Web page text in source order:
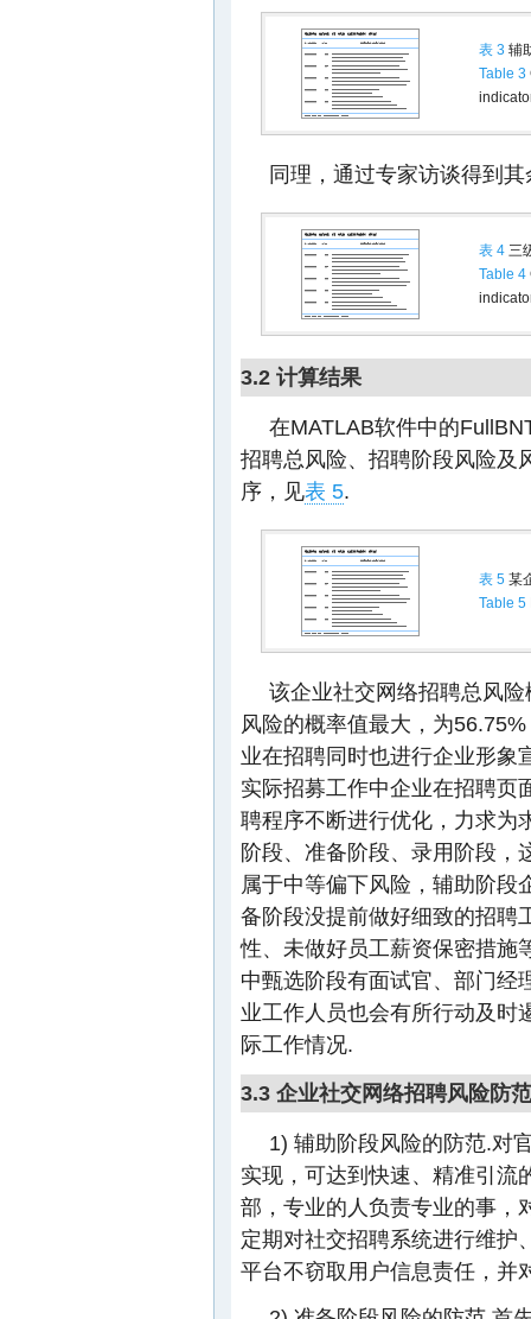
表 3 辅
Table 3
同理，通过专家访谈得到
表 4三
Table 4
3.2 计算结果
在MATLAB软件中的
招聘总风险、招聘阶段风险及
序，见表 5.
表 5某
Table 5
该企业社交网络招聘总风
风险的概率值最大，为
业在招聘同时也进行企业形象
实际招募工作中企业在招聘页
聘程序不断进行优化，力求为
阶段、准备阶段、录用阶段，
属于中等偏下风险，辅助阶段
备阶段没提前做好细致的招聘
性、未做好员工薪资保密措施
中甄选阶段有面试官、部门经
业工作人员也会有所行动及时
际工作情况.
3.3 企业社交网络招聘风险防
1) 辅助阶段风险的防范.对
实现，可达到快速、精准引流
部，专业的人负责专业的事，
定期对社交招聘系统进行维护
平台不窃取用户信息责任，并